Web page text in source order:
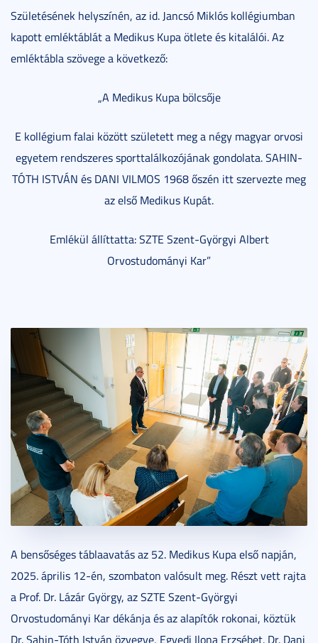
Születésének helyszínén, az id. Jancsó Miklós kollégiumban
kapott emléktáblát a Medikus Kupa ötlete és kitalálói. Az
emléktábla szövege a következő:
„A Medikus Kupa bölcsője
E kollégium falai között született meg a négy magyar orvosi
egyetem rendszeres sporttalálkozójának gondolata. SAHIN-
TÓTH ISTVÁN és DANI VILMOS 1968 őszén itt szervezte meg
az első Medikus Kupát.
Emlékül állíttatta: SZTE Szent-Györgyi Albert
Orvostudományi Kar”
A bensőséges táblaavatás az 52. Medikus Kupa első napján,
2025. április 12-én, szombaton valósult meg. Részt vett rajta
a Prof. Dr. Lázár György, az SZTE Szent-Györgyi
Orvostudományi Kar dékánja és az alapítók rokonai, köztük
Dr. Sahin-Tóth István özvegye, Egyedi Ilona Erzsébet. Dr. Dani